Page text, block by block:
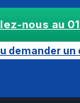
nous au 01
demander un